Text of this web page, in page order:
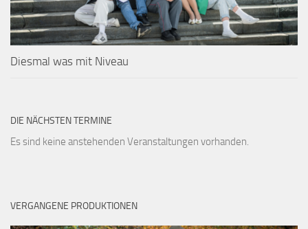
Diesmal was mit Niveau
DIE NÄCHSTEN TERMINE
Es sind keine anstehenden Veranstaltungen vorhanden.
VERGANGENE PRODUKTIONEN